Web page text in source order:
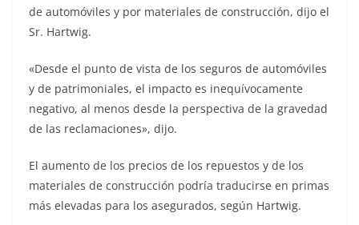
de automóviles y por materiales de construcción, dijo el
Sr. Hartwig.
«Desde el punto de vista de los seguros de automóviles
y de patrimoniales, el impacto es inequívocamente
negativo, al menos desde la perspectiva de la gravedad
de las reclamaciones», dijo.
El aumento de los precios de los repuestos y de los
materiales de construcción podría traducirse en primas
más elevadas para los asegurados, según Hartwig.